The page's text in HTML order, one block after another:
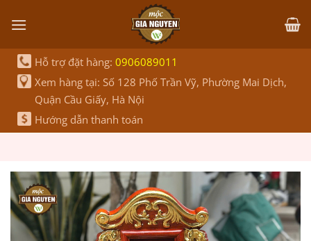
qua
dung
Hỗ trợ đặt hàng: 0906089011
Xem hàng tại: Số 128 Phố Trần Vỹ, Phường Mai Dịch,
Quận Cầu Giấy, Hà Nội
Hướng dẫn thanh toán